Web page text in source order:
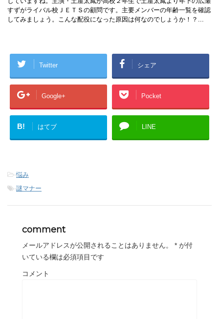
すずがライバル校ＪＥＴＳの顧問です。主要メンバーの年齢一覧を確認
してみましょう。こんな配役になった原因は何なのでしょうか！？...
Twitter シェア
Google+ Pocket
B! はてブ LINE
-悩み
-謎マナー
comment
メールアドレスが公開されることはありません。 * が付
いている欄は必須項目です
コメント